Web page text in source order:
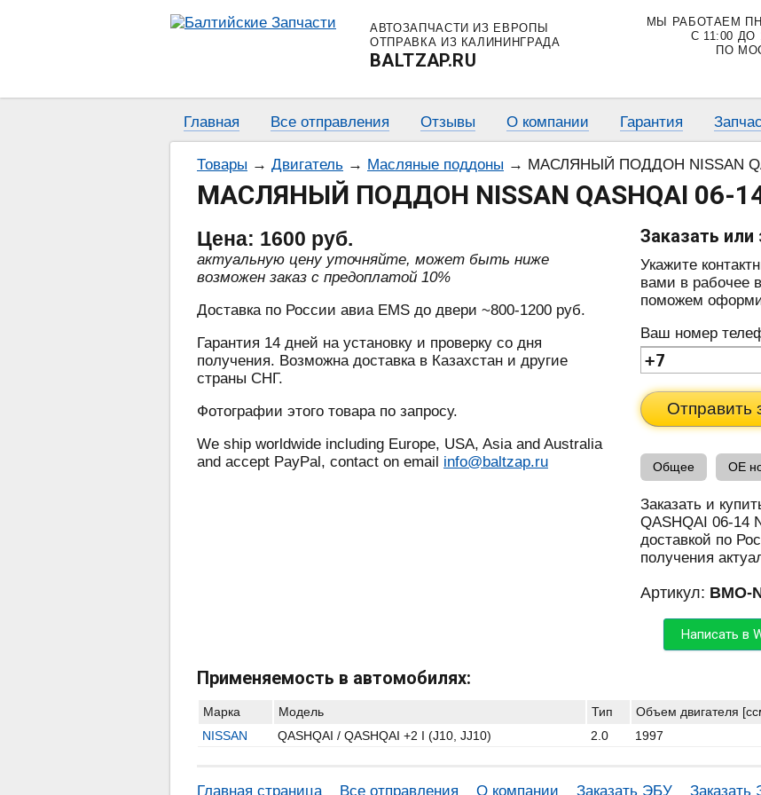
АВТОЗАПЧАСТИ ИЗ ЕВРОПЫ
ОТПРАВКА ИЗ КАЛИНИНГРАДА
BALTZAP.RU
МЫ РАБОТАЕМ
С 11:00 ДО
ПО
Главная Все отправления Отзывы О компании Гарантия
Товары → Двигатель → Масляные поддоны → МАСЛЯНЫЙ ПОДДОН NISSAN
МАСЛЯНЫЙ ПОДДОН NISSAN QASHQAI 06-
Цена: 1600 руб.
актуальную цену уточняйте, может быть ниже
возможен заказ с предоплатой 10%
Доставка по России авиа EMS до двери ~800-1200 руб.
Гарантия 14 дней на установку и проверку со дня
получения. Возможна доставка в Казахстан и другие
страны СНГ.
Фотографии этого товара по запросу.
We ship worldwide including Europe, USA, Asia and Australia
and accept PayPal, contact on email info@baltzap.ru
Заказать или
Укажите
вами в рабочее
поможем
Ваш номер
Отправить
Общее OE
Заказать и
QASHQAI 06-14
доставкой по
получения
Артикул: BMO-
Написать в
Применяемость в автомобилях:
Марка Модель Тип Объем двигателя
NISSAN
QASHQAI / QASHQAI +2 I (J10, JJ10) 2.0 1997
Главная страница Все отправления О компании Заказать ЭБУ